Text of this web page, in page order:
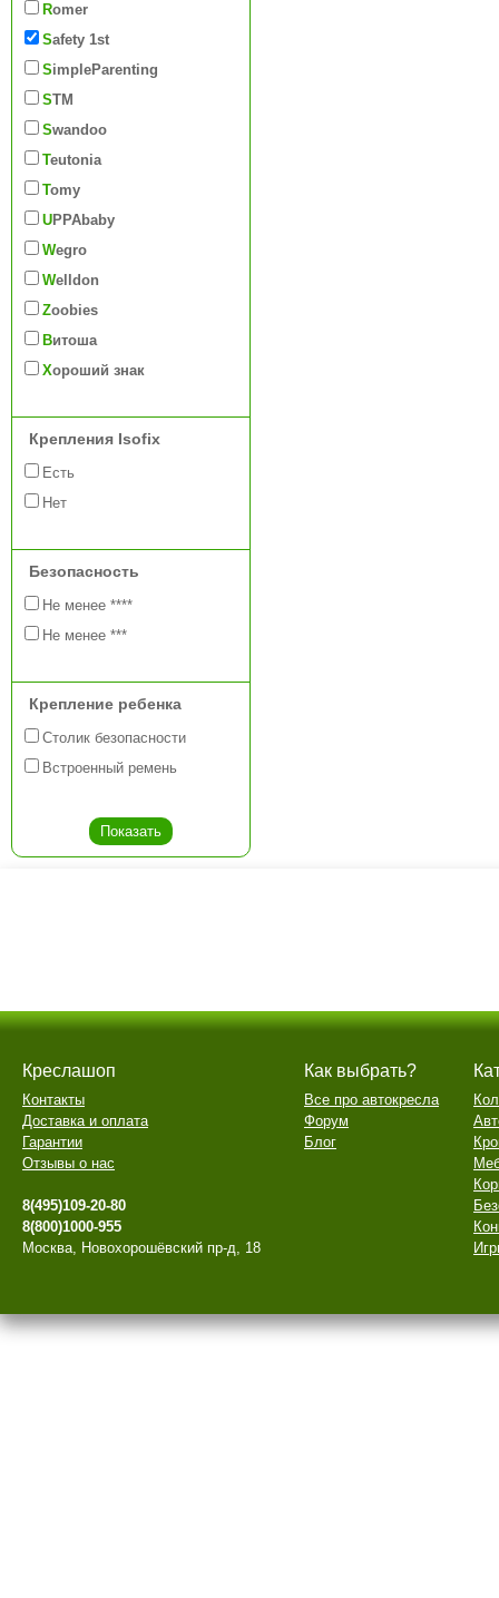
Romer
Safety 1st
SimpleParenting
STM
Swandoo
Teutonia
Tomy
UPPAbaby
Wegro
Welldon
Zoobies
Витоша
Хороший знак
Крепления Isofix
Есть
Нет
Безопасность
Не менее ****
Не менее ***
Крепление ребенка
Столик безопасности
Встроенный ремень
Креслашоп
Контакты
Доставка и оплата
Гарантии
Отзывы о нас
8(495)109-20-80
8(800)1000-955
Москва, Новохорошёвский пр-д, 18
Как выбрать?
Все про автокресла
Форум
Блог